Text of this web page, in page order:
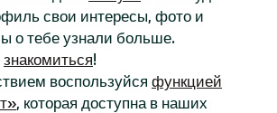
свои интересы, фото и
о тебе узнали больше.
знакомиться!
воспользуйся функцией
, которая доступна в наших